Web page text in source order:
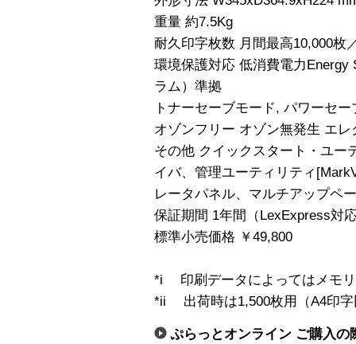
重量 約7.5Kg
耐久印字枚数 月間最高10,000枚
環境保護対応 低消費電力
ラム）準拠
トナーセーブモード, パワーセー
オゾンフリー オゾン無発生 エレ
その他 クイックスタート・ユー
イバ、管理ユーティリティ
レータパネル、マルチアップペ
保証期間 1年間（LexExpress対
標準小売価格 ￥49,800
*i 印刷データによってはメモリ
*ii 出荷時は1,500枚用（A4印字
ぷらっとオンライン ご購入の